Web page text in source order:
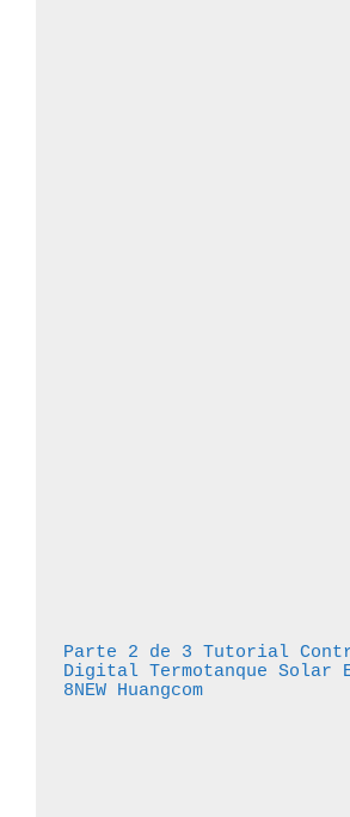
Parte 2 de 3 Tutorial
Digital Termotanque Solar
8NEW Huangcom